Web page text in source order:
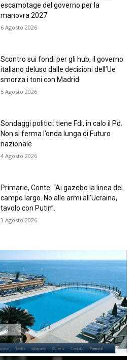
escamotage del governo per la
manovra 2027
6 Agosto 2026
Scontro sui fondi per gli hub, il governo
italiano deluso dalle decisioni dell’Ue
smorza i toni con Madrid
5 Agosto 2026
Sondaggi politici: tiene Fdi, in calo il Pd.
Non si ferma l’onda lunga di Futuro
nazionale
4 Agosto 2026
Primarie, Conte: “Ai gazebo la linea del
campo largo. No alle armi all’Ucraina,
tavolo con Putin”.
3 Agosto 2026